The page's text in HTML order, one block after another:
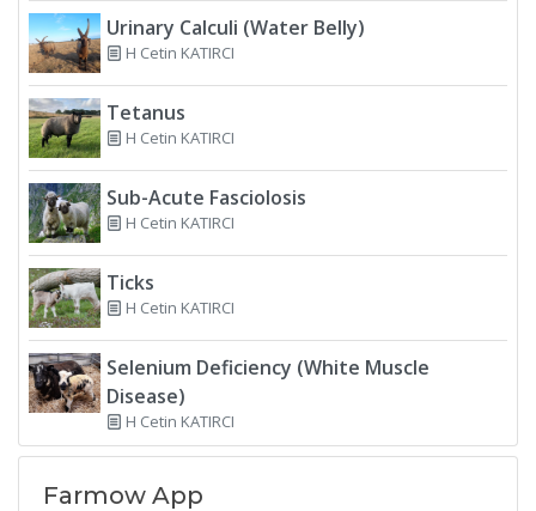
Urinary Calculi (Water Belly)
H Cetin KATIRCI
Tetanus
H Cetin KATIRCI
Sub-Acute Fasciolosis
H Cetin KATIRCI
Ticks
H Cetin KATIRCI
Selenium Deficiency (White Muscle
Disease)
H Cetin KATIRCI
Farmow App